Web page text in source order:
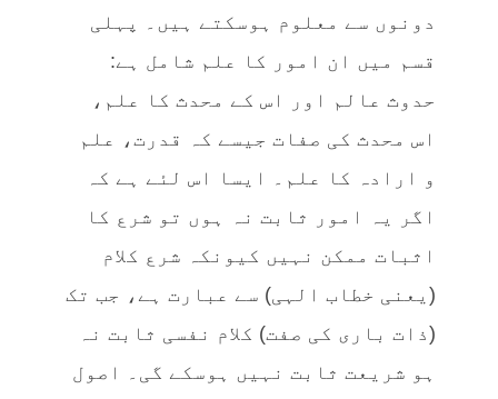
دونوں سے معلوم ہوسکتے ہیں۔ پہلی
قسم میں ان امور کا علم شامل ہے:
حدوث عالم اور اس کے محدث کا علم،
اس محدث کی صفات جیسے کہ قدرت، علم
و ارادہ کا علم۔ ایسا اس لئے ہے کہ
اگر یہ امور ثابت نہ ہوں تو شرع کا
اثبات ممکن نہیں کیونکہ شرع کلام
(یعنی خطاب الہی) سے عبارت ہے، جب تک
(ذات باری کی صفت) کلام نفسی ثابت نہ
ہو شریعت ثابت نہیں ہوسکے گی۔ اصول